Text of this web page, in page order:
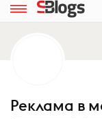
Реклама в